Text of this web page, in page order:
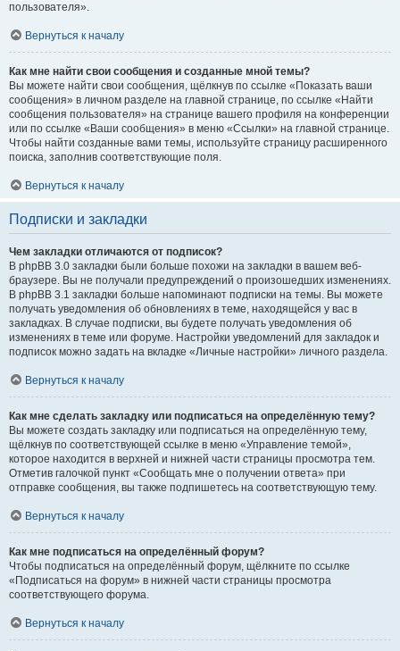
пользователя».
Вернуться к началу
Как мне найти свои сообщения и созданные мной темы?
Вы можете найти свои сообщения, щёлкнув по ссылке «Показать ваши
сообщения» в личном разделе на главной странице, по ссылке «Найти
сообщения пользователя» на странице вашего профиля на конференции
или по ссылке «Ваши сообщения» в меню «Ссылки» на главной странице.
Чтобы найти созданные вами темы, используйте страницу расширенного
поиска, заполнив соответствующие поля.
Вернуться к началу
Подписки и закладки
Чем закладки отличаются от подписок?
В phpBB 3.0 закладки были больше похожи на закладки в вашем веб-
браузере. Вы не получали предупреждений о произошедших изменениях.
В phpBB 3.1 закладки больше напоминают подписки на темы. Вы можете
получать уведомления об обновлениях в теме, находящейся у вас в
закладках. В случае подписки, вы будете получать уведомления об
изменениях в теме или форуме. Настройки уведомлений для закладок и
подписок можно задать на вкладке «Личные настройки» личного раздела.
Вернуться к началу
Как мне сделать закладку или подписаться на определённую тему?
Вы можете создать закладку или подписаться на определённую тему,
щёлкнув по соответствующей ссылке в меню «Управление темой»,
которое находится в верхней и нижней части страницы просмотра тем.
Отметив галочкой пункт «Сообщать мне о получении ответа» при
отправке сообщения, вы также подпишетесь на соответствующую тему.
Вернуться к началу
Как мне подписаться на определённый форум?
Чтобы подписаться на определённый форум, щёлкните по ссылке
«Подписаться на форум» в нижней части страницы просмотра
соответствующего форума.
Вернуться к началу